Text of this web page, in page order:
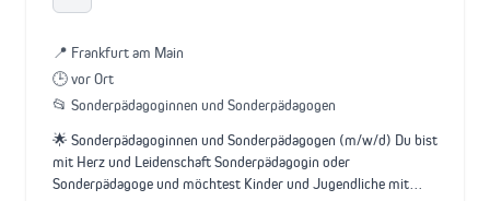
📍 Frankfurt am Main
🕒 vor Ort
📂 Sonderpädagoginnen und Sonderpädagogen
🌟 Sonderpädagoginnen und Sonderpädagogen (m/w/d) Du bist
mit Herz und Leidenschaft Sonderpädagogin oder
Sonderpädagoge und möchtest Kinder und Jugendliche mit…